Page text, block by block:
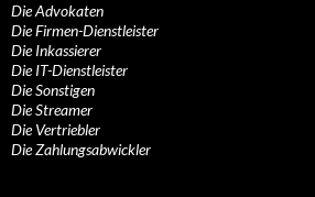
Die Advokaten
Die Firmen-Dienstleister
Die Inkassierer
Die IT-Dienstleister
Die Sonstigen
Die Streamer
Die Vertriebler
Die Zahlungsabwickler